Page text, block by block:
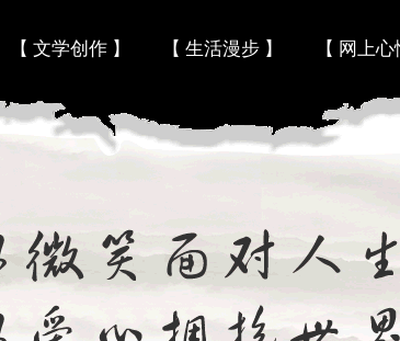
【 文学创作 】 【 生活漫步 】 【 网上心